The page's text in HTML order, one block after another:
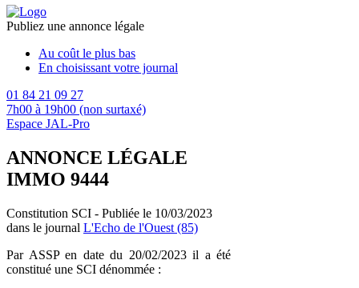
Publiez une annonce légale
Au coût le plus bas
En choisissant votre journal
01 84 21 09 27
7h00 à 19h00 (non surtaxé)
Espace JAL-Pro
ANNONCE LÉGALE
IMMO 9444
Constitution SCI - Publiée le 10/03/2023
dans le journal L'Echo de l'Ouest (85)
Par ASSP en date du 20/02/2023 il a été
constitué une SCI dénommée :